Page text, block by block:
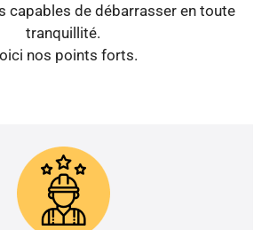
capables de débarrasser en toute
tranquillité.
nos points forts.